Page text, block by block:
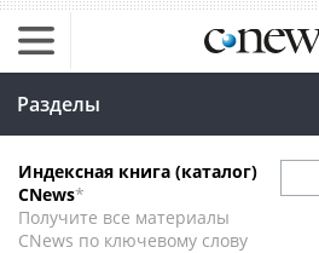
Разделы
Индексная книга (каталог)
CNews*
Получите все материалы
CNews по ключевому слову